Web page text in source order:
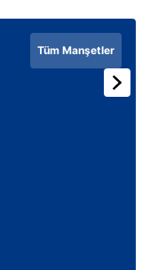
Tüm Manşetler